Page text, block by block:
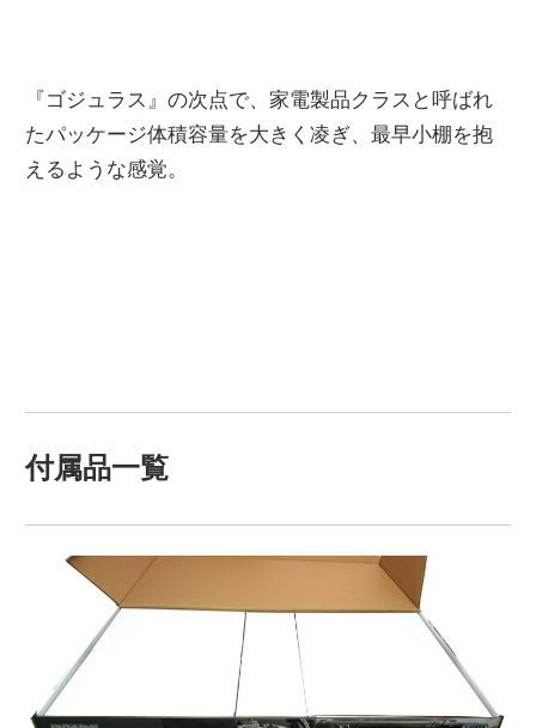
『ゴジュラス』の次点で、家電製品クラスと呼ばれ
たパッケージ体積容量を大きく凌ぎ、最早小棚を抱
えるような感覚。
付属品一覧